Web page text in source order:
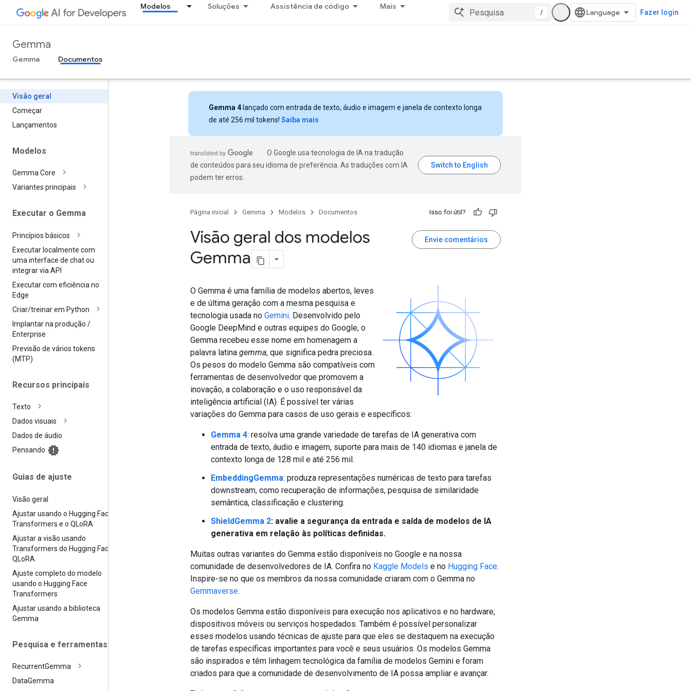
Modelos Soluções Assistência de código Mais
/ Fazer login
Gemma
Gemma Documentos
Visão geral
Começar
Lançamentos
Modelos
Gemma Core
Variantes principais
Executar o Gemma
Princípios básicos
Executar localmente com
uma interface de chat ou
integrar via API
Executar com eficiência no
Edge
Criar/treinar em Python
Implantar na produção /
Enterprise
Previsão de vários tokens
(MTP)
Recursos principais
Texto
Dados visuais
Dados de áudio
Pensando
Guias de ajuste
Visão geral
Ajustar usando o Hugging Face
Transformers e o QLoRA
Ajustar a visão usando
Transformers do Hugging Face e
QLoRA
Ajuste completo do modelo
usando o Hugging Face
Transformers
Ajustar usando a biblioteca
Gemma
Pesquisa e ferramentas
RecurrentGemma
DataGemma
Gemma 4 lançado com entrada de texto, áudio e imagem e janela de contexto longa
de até 256 mil tokens! Saiba mais
O Google usa tecnologia de IA na tradução
de conteúdos para seu idioma de preferência. As traduções com IA
podem ter erros.
Página inicial Gemma Modelos Documentos Isso foi útil?
Envie comentários
Visão geral dos modelos
Gemma
O Gemma é uma família de modelos abertos, leves
e de última geração com a mesma pesquisa e
tecnologia usada no Gemini. Desenvolvido pelo
Google DeepMind e outras equipes do Google, o
Gemma recebeu esse nome em homenagem a
palavra latina gemma, que significa pedra preciosa.
Os pesos do modelo Gemma são compatíveis com
ferramentas de desenvolvedor que promovem a
inovação, a colaboração e o uso responsável da
inteligência artificial (IA). É possível ter várias
variações do Gemma para casos de uso gerais e específicos:
Gemma 4: resolva uma grande variedade de tarefas de IA generativa com
entrada de texto, áudio e imagem, suporte para mais de 140 idiomas e janela de
contexto longa de 128 mil e até 256 mil.
EmbeddingGemma: produza representações numéricas de texto para tarefas
downstream, como recuperação de informações, pesquisa de similaridade
semântica, classificação e clustering.
ShieldGemma 2: avalie a segurança da entrada e saída de modelos de IA
generativa em relação às políticas definidas.
Muitas outras variantes do Gemma estão disponíveis no Google e na nossa
comunidade de desenvolvedores de IA. Confira no Kaggle Models e no Hugging Face.
Inspire-se no que os membros da nossa comunidade criaram com o Gemma no
Gemmaverse.
Os modelos Gemma estão disponíveis para execução nos aplicativos e no hardware,
dispositivos móveis ou serviços hospedados. Também é possível personalizar
esses modelos usando técnicas de ajuste para que eles se destaquem na execução
de tarefas específicas importantes para você e seus usuários. Os modelos Gemma
são inspirados e têm linhagem tecnológica da família de modelos Gemini e foram
criados para que a comunidade de desenvolvimento de IA possa ampliar e avançar.